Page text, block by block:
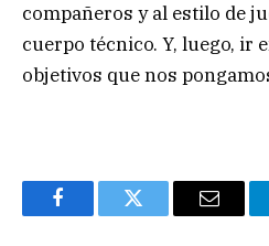
compañeros y al estilo de
cuerpo técnico. Y, luego, ir
objetivos que nos
FacebookTwitter Email